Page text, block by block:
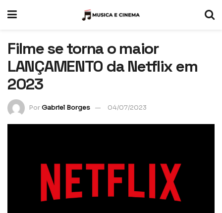
Filme se torna o maior
LANÇAMENTO da Netflix em
2023
PorGabriel Borges 04/07/2023